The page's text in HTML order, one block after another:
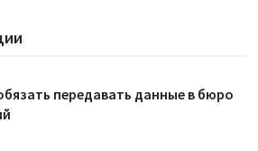
передавать данные в бюро